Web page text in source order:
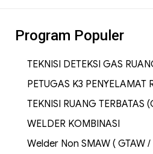
Program Populer
TEKNISI DETEKSI GAS
PETUGAS K3 PENYELAMAT
TEKNISI RUANG TERBATAS
WELDER KOMBINASI
Welder Non SMAW ( GTAW